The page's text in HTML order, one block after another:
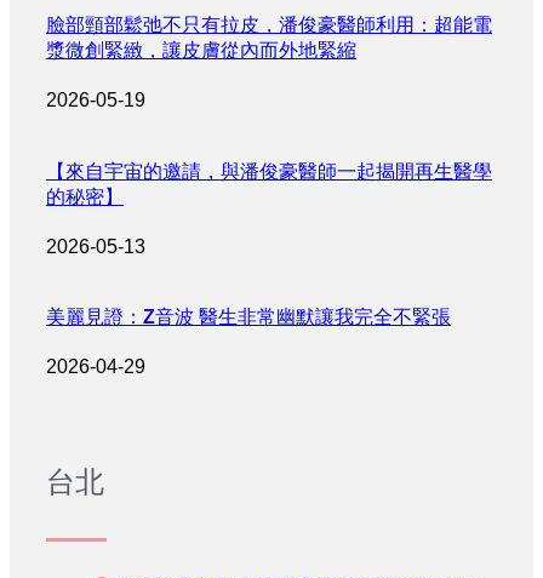
臉部頸部鬆弛不只有拉皮，潘俊豪醫師利用：超能電
漿微創緊緻，讓皮膚從內而外地緊縮
2026-05-19
【來自宇宙的邀請，與潘俊豪醫師一起揭開再生醫學
的秘密】
2026-05-13
美麗見證：Z音波 醫生非常幽默讓我完全不緊張
2026-04-29
台北